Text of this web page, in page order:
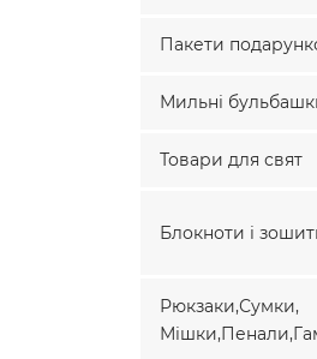
Пакети
Мильні
Товари для свят
Блокноти і
Рюкзаки,Сумки,